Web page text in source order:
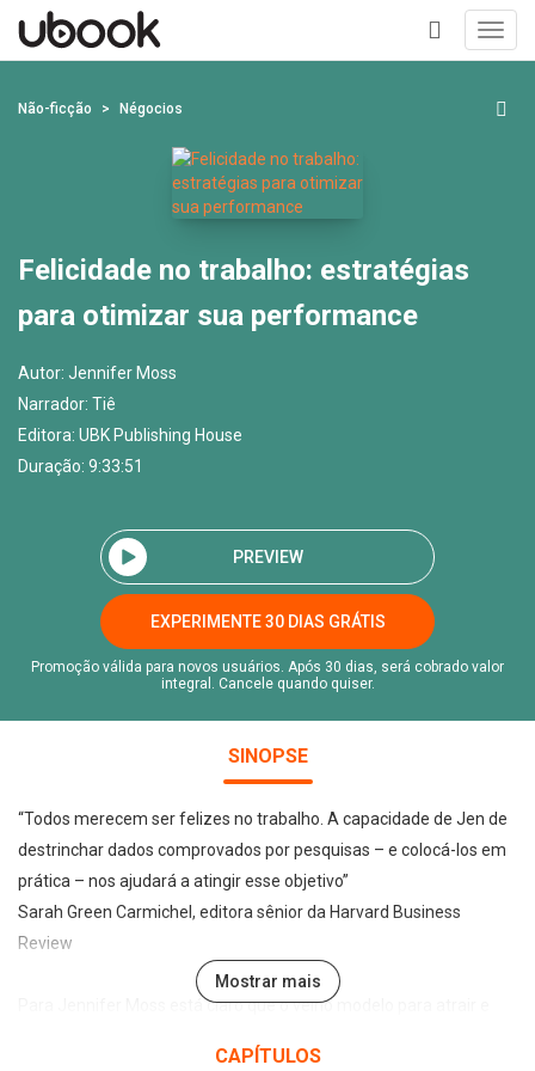
+
Não-ficção Négocios
Felicidade no trabalho: estratégias
para otimizar sua performance
Autor: Jennifer Moss
Narrador: Tiê
Editora: UBK Publishing House
Duração: 9:33:51
PREVIEW
EXPERIMENTE 30 DIAS GRÁTIS
Promoção válida para novos usuários. Após 30 dias, será cobrado valor
integral. Cancele quando quiser.
SINOPSE
“Todos merecem ser felizes no trabalho. A capacidade de Jen de
destrinchar dados comprovados por pesquisas – e colocá-los em
prática – nos ajudará a atingir esse objetivo”
Sarah Green Carmichel, editora sênior da Harvard Business
Review
Para Jennifer Moss está claro que o velho modelo para atrair e
Mostrar mais
CAPÍTULOS